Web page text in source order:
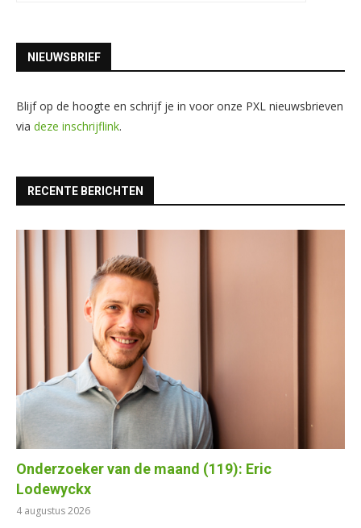
NIEUWSBRIEF
Blijf op de hoogte en schrijf je in voor onze PXL nieuwsbrieven
via deze inschrijflink.
RECENTE BERICHTEN
Onderzoeker van de maand (119): Eric
Lodewyckx
4 augustus 2026